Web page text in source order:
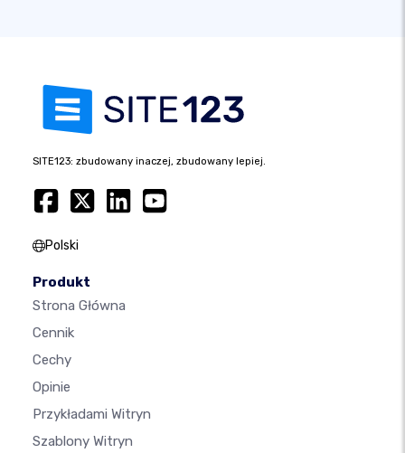
SITE123: zbudowany inaczej, zbudowany lepiej.
Polski
Produkt
Strona Główna
Cennik
Cechy
Opinie
Przykładami Witryn
Szablony Witryn